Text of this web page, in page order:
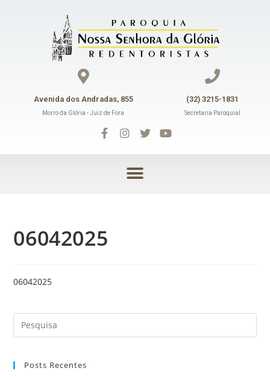
Avenida dos Andradas, 855
Morro da Glória - Juiz de Fora
(32) 3215-1831
Secretaria Paroquial
06042025
06042025
Posts Recentes